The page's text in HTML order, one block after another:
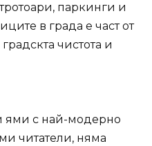
паркинги и
в града е част от
чистота и
ями с най-модерно
читатели, няма